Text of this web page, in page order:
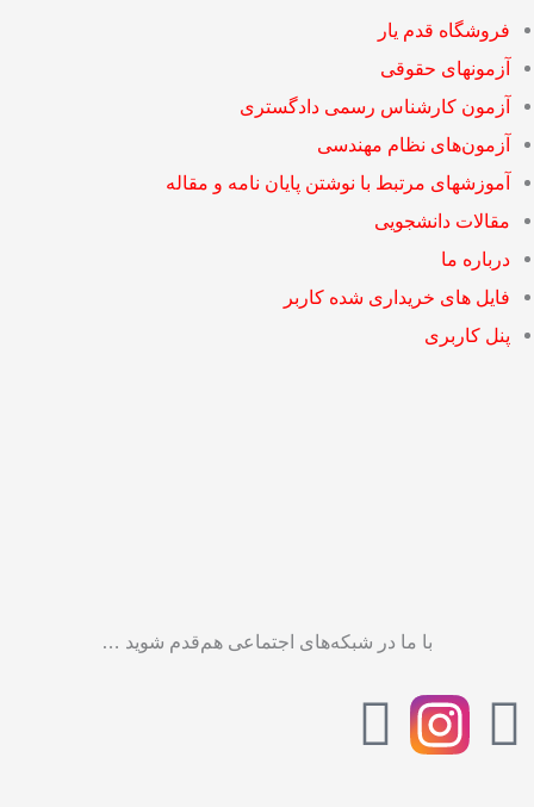
فروشگاه قدم یار
آزمونهای حقوقی
آزمون کارشناس رسمی دادگستری
آزمون‌های نظام مهندسی
آموزشهای مرتبط با نوشتن پایان نامه و مقاله
مقالات دانشجویی
درباره ما
فایل های خریداری شده کاربر
پنل کاربری
با ما در شبکه‌های اجتماعی هم‌قدم شوید …
F
T